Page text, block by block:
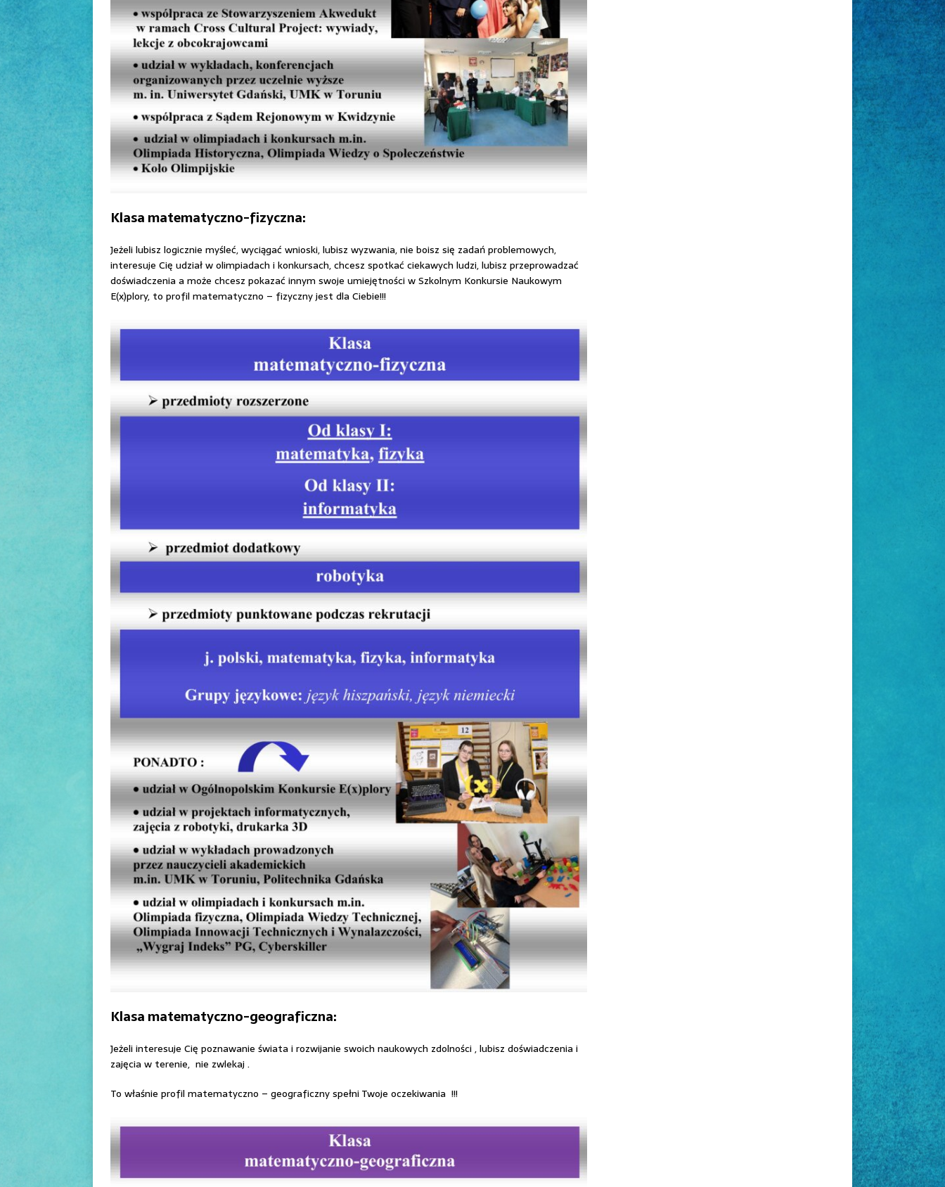
Klasa matematyczno-fizyczna:
Jeżeli lubisz logicznie myśleć, wyciągać wnioski, lubisz wyzwania, nie boisz się zadań problemowych,
interesuje Cię udział w olimpiadach i konkursach, chcesz spotkać ciekawych ludzi, lubisz przeprowadzać
doświadczenia a może chcesz pokazać innym swoje umiejętności w Szkolnym Konkursie Naukowym
E(x)plory, to profil matematyczno – fizyczny jest dla Ciebie!!!
Klasa matematyczno-geograficzna:
Jeżeli interesuje Cię poznawanie świata i rozwijanie swoich naukowych zdolności , lubisz doświadczenia i
zajęcia w terenie, nie zwlekaj .
To właśnie profil matematyczno – geograficzny spełni Twoje oczekiwania !!!